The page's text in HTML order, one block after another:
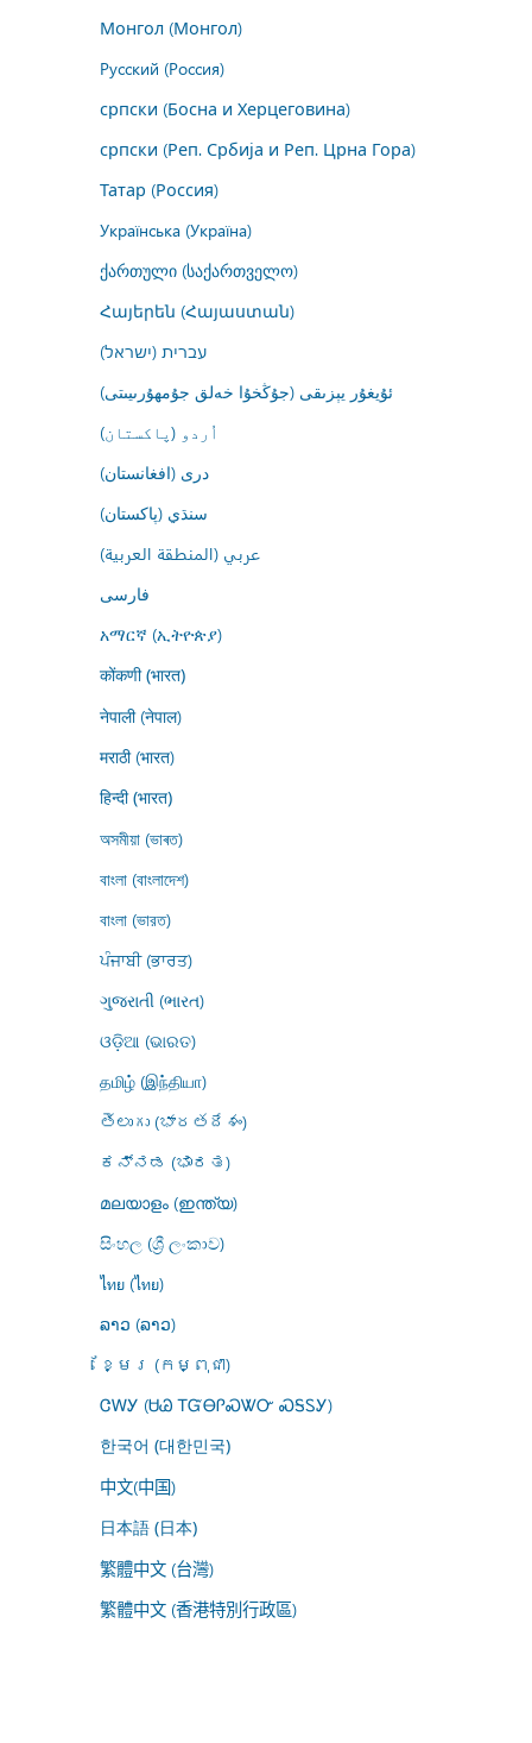
Монгол (Монгол)
Русский (Россия)
српски (Босна и Херцеговина)
српски (Реп. Србија и Реп. Црна Гора)
Татар (Россия)
Українська (Україна)
ქართული (საქართველო)
Հայերեն (Հայաստան)
עברית (ישראל)
ئۇيغۇر يېزىقى (جۇڭخۇا خەلق جۇمھۇرىيىتى)
اُردو (پاکستان)
درى (افغانستان)
سنڌي (پاکستان)
عربي (المنطقة العربية)
فارسى
አማርኛ (ኢትዮጵያ)
कोंकणी (भारत)
नेपाली (नेपाल)
मराठी (भारत)
हिन्दी (भारत)
অসমীয়া (ভাৰত)
বাংলা (বাংলাদেশ)
বাংলা (ভারত)
ਪੰਜਾਬੀ (ਭਾਰਤ)
ગુજરાતી (ભારત)
ଓଡ଼ିଆ (ଭାରତ)
தமிழ் (இந்தியா)
తెలుగు (భారతదేశం)
ಕನ್ನಡ (ಭಾರತ)
മലയാളം (ഇന്ത്യ)
සිංහල (ශ්‍රී ලංකාව)
ไทย (ไทย)
ລາວ (ລາວ)
ខ្មែរ (កម្ពុជា)
ᏣᎳᎩ (ᏌᏊ ᎢᏳᎾᎵᏍᏔᏅ ᏍᎦᏚᎩ)
한국어 (대한민국)
中文(中国)
日本語 (日本)
繁體中文 (台灣)
繁體中文 (香港特別行政區)